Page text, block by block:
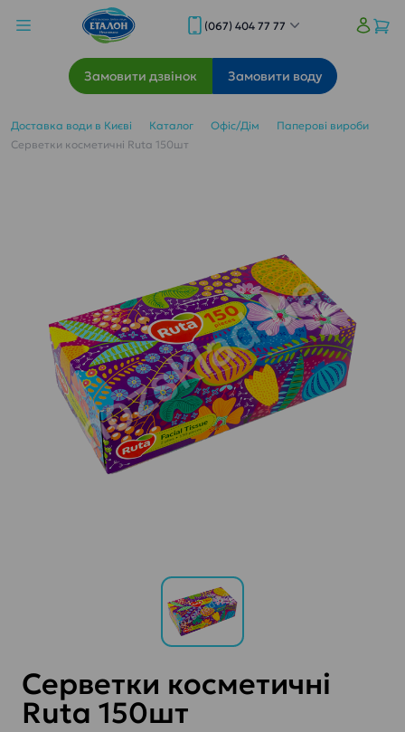
(067) 404 77 77
Замовити дзвінок Замовити воду
Доставка води в Києві Каталог Офіс/Дім
Паперові вироби
Серветки косметичні Ruta 150шт
Серветки косметичні
Ruta 150шт